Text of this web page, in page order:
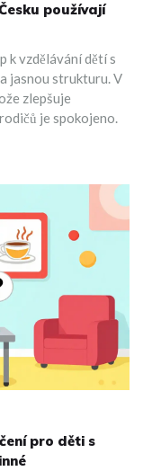
používají
k vzdělávání dětí s
jasnou strukturu. V
zlepšuje
je spokojeno.
pro děti s